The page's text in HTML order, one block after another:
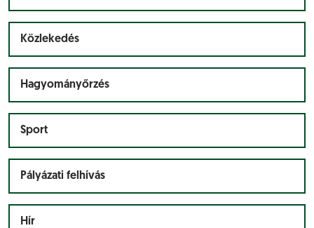
Közlekedés
Hagyományőrzés
Sport
Pályázati felhívás
Hír